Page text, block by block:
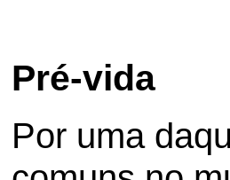
Pré-vida
Por uma